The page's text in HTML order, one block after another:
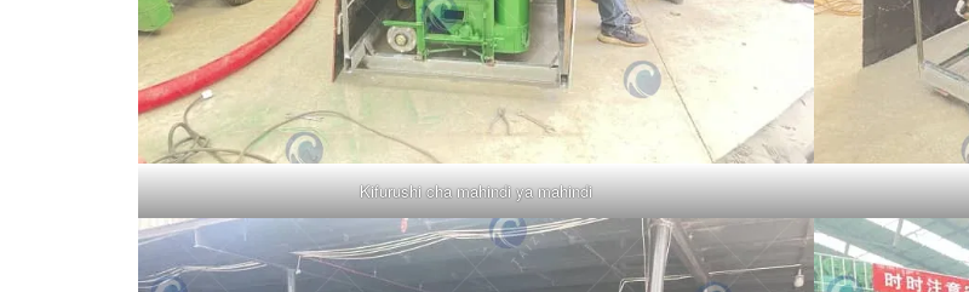
Kifurushi cha mahindi ya mahindi